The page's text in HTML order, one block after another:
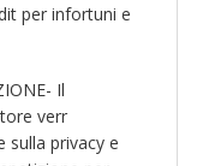
per infortuni e
Il
verr
sulla privacy e